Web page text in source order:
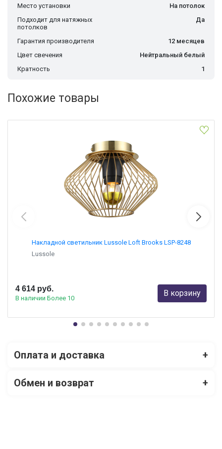
Место установки
На потолок
Подходит для натяжных
потолков
Да
Гарантия производителя
12 месяцев
Цвет свечения
Нейтральный белый
Кратность
1
Похожие товары
Накладной светильник Lussole Loft Brooks LSP-8248
Lussole
4 614 руб.
В наличии Более 10
В корзину
Оплата и доставка +
Обмен и возврат +